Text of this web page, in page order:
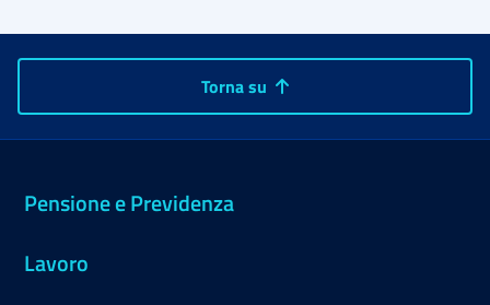
Torna su
Pensione e Previdenza
Lavoro